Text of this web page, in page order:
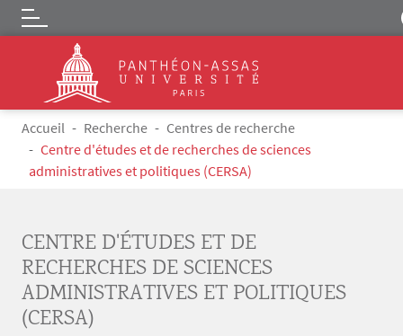
Aller au contenu principal
Logo
Fil d'Ariane
Accueil Recherche
Centres de recherche
Centre d'études et de recherches de sciences
administratives et politiques (CERSA)
CENTRE D'ÉTUDES ET DE
RECHERCHES DE SCIENCES
ADMINISTRATIVES ET POLITIQUES
(CERSA)